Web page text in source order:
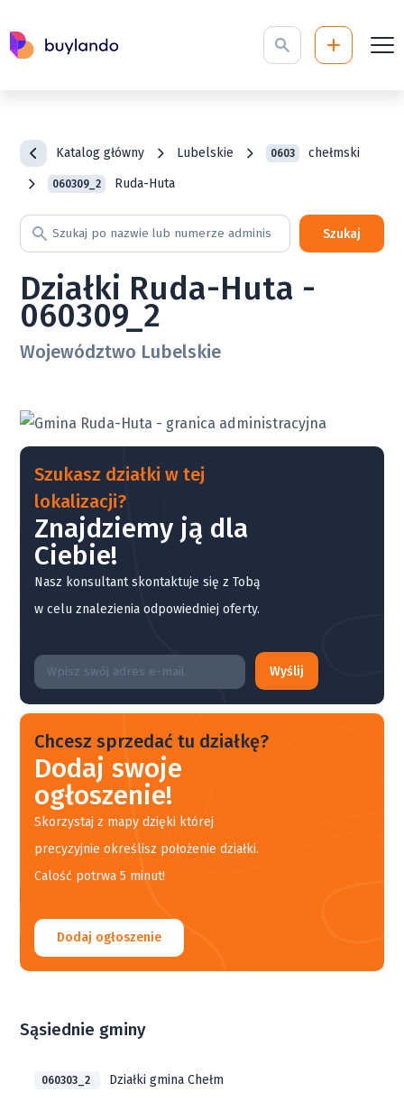
Katalog główny Lubelskie 0603 chełmski
060309_2 Ruda-Huta
Szukaj
Działki Ruda-Huta -
060309_2
Województwo Lubelskie
Szukasz działki w tej
lokalizacji?
Znajdziemy ją dla
Ciebie!
Nasz konsultant skontaktuje się z Tobą
w celu znalezienia odpowiedniej oferty.
Wyślij
Chcesz sprzedać tu działkę?
Dodaj swoje
ogłoszenie!
Skorzystaj z mapy dzięki której
precyzyjnie określisz położenie działki.
Calość potrwa 5 minut!
Dodaj ogłoszenie
Sąsiednie gminy
060303_2 Działki gmina Chełm